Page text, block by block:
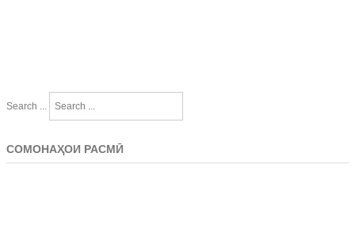
Search ...
СОМОНАҲОИ РАСМӢ